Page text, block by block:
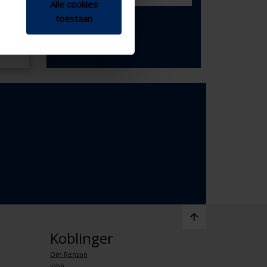
Alle cookies
toestaan
Koblinger
Om Renson